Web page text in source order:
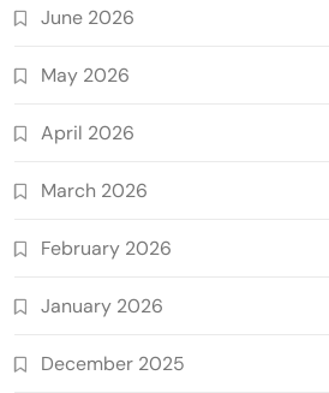
June 2026
May 2026
April 2026
March 2026
February 2026
January 2026
December 2025